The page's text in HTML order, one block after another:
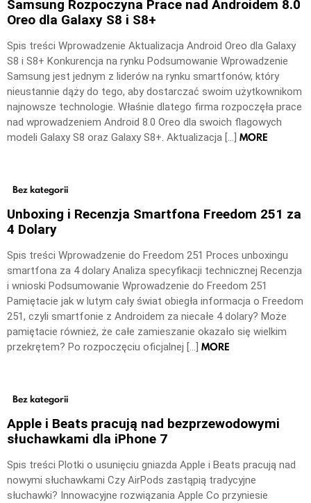
Samsung Rozpoczyna Prace nad Androidem 8.0
Oreo dla Galaxy S8 i S8+
Spis treści Wprowadzenie Aktualizacja Android Oreo dla Galaxy
S8 i S8+ Konkurencja na rynku Podsumowanie Wprowadzenie
Samsung jest jednym z liderów na rynku smartfonów, który
nieustannie dąży do tego, aby dostarczać swoim użytkownikom
najnowsze technologie. Właśnie dlatego firma rozpoczęła prace
nad wprowadzeniem Android 8.0 Oreo dla swoich flagowych
modeli Galaxy S8 oraz Galaxy S8+. Aktualizacja […] MORE
Bez kategorii
Unboxing i Recenzja Smartfona Freedom 251 za
4 Dolary
Spis treści Wprowadzenie do Freedom 251 Proces unboxingu
smartfona za 4 dolary Analiza specyfikacji technicznej Recenzja
i wnioski Podsumowanie Wprowadzenie do Freedom 251
Pamiętacie jak w lutym cały świat obiegła informacja o Freedom
251, czyli smartfonie z Androidem za niecałe 4 dolary? Może
pamiętacie również, że całe zamieszanie okazało się wielkim
przekrętem? Po rozpoczęciu oficjalnej […] MORE
Bez kategorii
Apple i Beats pracują nad bezprzewodowymi
słuchawkami dla iPhone 7
Spis treści Plotki o usunięciu gniazda Apple i Beats pracują nad
nowymi słuchawkami Czy AirPods zastąpią tradycyjne
słuchawki? Innowacyjne rozwiązania Apple Co przyniesie